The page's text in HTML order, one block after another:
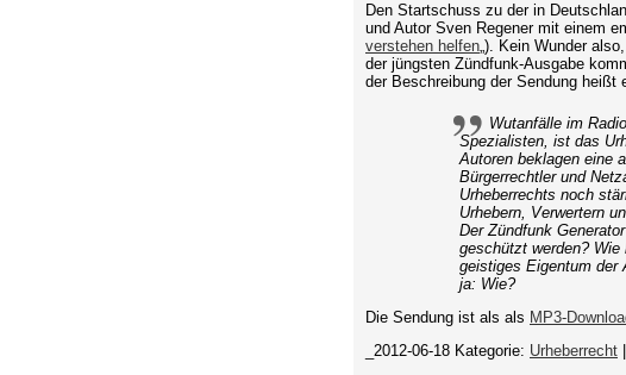
Den Startschuss zu der in
und Autor Sven Regener mit einem
verstehen helfen„). Kein Wunder
der jüngsten Zündfunk-Ausgabe
der Beschreibung der Sendung heißt
Wutanfälle im
Spezialisten, ist das
Autoren beklagen eine
Bürgerrechtler und
Urheberrechts noch
Urhebern, Verwertern
Der Zündfunk
geschützt werden?
geistiges Eigentum der
ja: Wie?
Die Sendung ist als als MP3-
_2012-06-18 Kategorie: Urheberrecht